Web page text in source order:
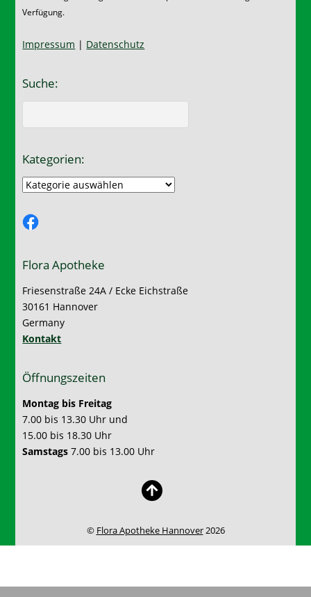
Verfügung.
Impressum | Datenschutz
Suche:
Kategorien:
Kategorien:
Facebook
Flora Apotheke
Friesenstraße 24A / Ecke Eichstraße
30161 Hannover
Germany
Kontakt
Öffnungszeiten
Montag bis Freitag
7.00 bis 13.30 Uhr und
15.00 bis 18.30 Uhr
Samstags 7.00 bis 13.00 Uhr
© Flora Apotheke Hannover2026